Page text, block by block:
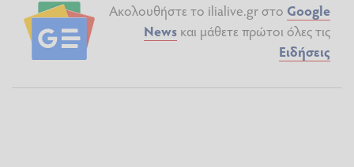
Ακολουθήστε το ilialive.gr στο Google
News και μάθετε πρώτοι όλες τις
Ειδήσεις